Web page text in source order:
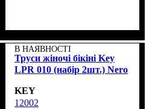
В НАЯВНОСТІ
Труси жіночі бікіні Key
LPR 010 (набір 2шт.) Nero
KEY
12002